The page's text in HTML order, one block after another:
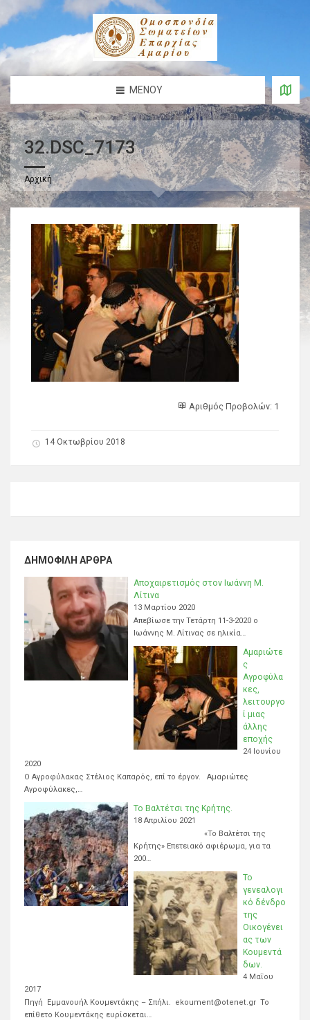
ΜΕΝΟΎ
32.DSC_7173
Αρχική
Αριθμός Προβολών: 1
14 Οκτωβρίου 2018
ΔΗΜΟΦΙΛΉ ΆΡΘΡΑ
Αποχαιρετισμός στον Ιωάννη Μ.
Λίτινα
13 Μαρτίου 2020
Απεβίωσε την Τετάρτη 11-3-2020 ο
Ιωάννης Μ. Λίτινας σε ηλικία…
Αμαριώτε
ς
Αγροφύλα
κες,
λειτουργο
ί μιας
άλλης
εποχής
24 Ιουνίου
2020
Ο Αγροφύλακας Στέλιος Καπαρός, επί το έργον. Αμαριώτες
Αγροφύλακες,…
Το Βαλτέτσι της Κρήτης.
18 Απριλίου 2021
«Το Βαλτέτσι της
Κρήτης» Επετειακό αφιέρωμα, για τα
200…
Το
γενεαλογι
κό δένδρο
της
Οικογένει
ας των
Κουμεντά
δων.
4 Μαΐου
2017
Πηγή Εμμανουήλ Κουμεντάκης – Σπήλι. ekoument@otenet.gr Το
επίθετο Κουμεντάκης ευρίσκεται…